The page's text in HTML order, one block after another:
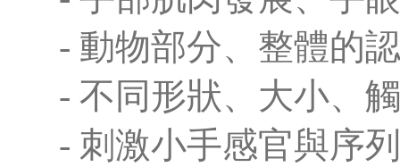
- 動物部分、整體的
- 不同形狀、大小、
- 刺激小手感官與序